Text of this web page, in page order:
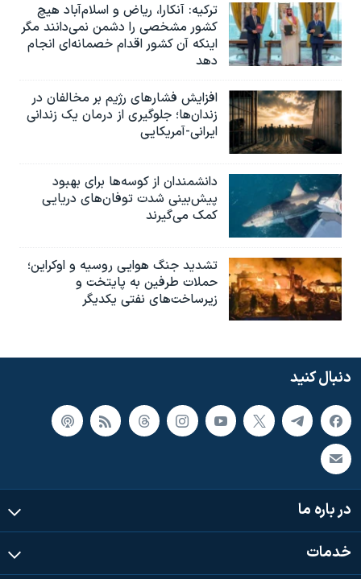
ترکیه: آنکارا، ریاض و اسلام‌آباد هیچ
کشور مشخصی را دشمن نمی‌دانند مگر
اینکه آن کشور اقدام خصمانه‌ای انجام
دهد
افزایش فشارهای رژیم بر مخالفان در
زندان‌ها؛ جلوگیری از درمان یک زندانی
ایرانی-آمریکایی
دانشمندان از کوسه‌ها برای بهبود
پیش‌بینی شدت توفان‌های دریایی
کمک می‌گیرند
تشدید جنگ هوایی روسیه و اوکراین؛
حملات طرفین به پایتخت‌ و
زیرساخت‌های نفتی یکدیگر
دنبال کنید
در باره ما
خدمات